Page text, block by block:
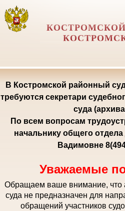
В Костромской районный
требуются секретари
суда
По всем вопросам
начальнику общего
Вадимовне
Уважаемые
Обращаем ваше внимание, что
суда не предназначен для
обращений участников